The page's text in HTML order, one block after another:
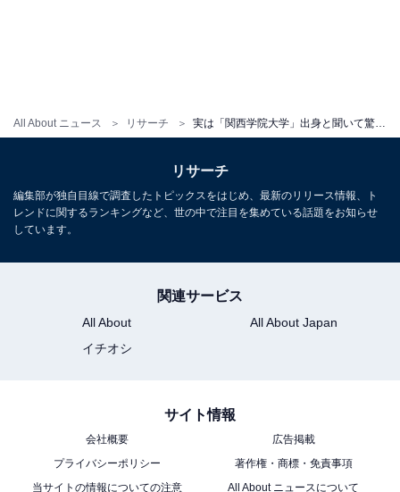
All About ニュース リサーチ
「クールでミステリアスな大人の魅力があり、大学
に通う学生時代のイメージが結びつきにくいから」
※記事内容は執筆時点のものです。最新の内容をご確認
リサーチ
編集部が独自目線で調査したトピックスをはじめ、最新のリリース情報、ト
レンドに関するランキングなど、世の中で注目を集めている話題をお知らせ
しています。
関連サービス
All About
All About Japan
イチオシ
サイト情報
会社概要
広告掲載
プライバシーポリシー
著作権・商標・免責事項
当サイトの情報についての注意
All About ニュースについて